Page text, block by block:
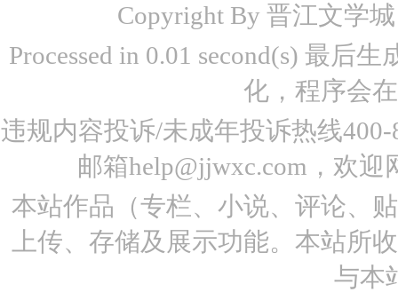
Copyright By 晋江文学
Processed in 0.01 second(s) 最后
化，程序会
违规内容投诉/未成年投诉热线
邮箱help@jjwxc.com，欢
本站作品（专栏、小说、评论、
上传、存储及展示功能。本站所
与本